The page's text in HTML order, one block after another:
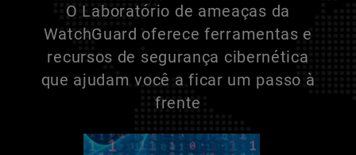
O Laboratório de ameaças da
WatchGuard oferece ferramentas e
recursos de segurança cibernética
que ajudam você a ficar um passo à
frente